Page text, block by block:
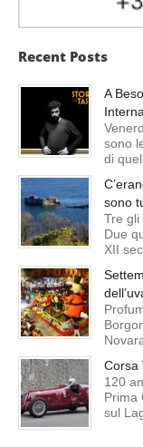
Recent Posts
A
sono
di
sono
Tre gli
Due
XII
Corsa
120
Prima
sul